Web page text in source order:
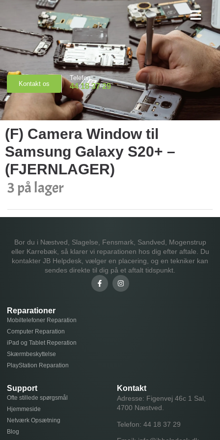
Kontakt os
Telefon
44 18 37 29
(F) Camera Window til
Samsung Galaxy S20+ –
(FJERNLAGER)
3 på lager
Bor du i Næstved, Slagelse, Fensmark, Sandved, Mogenstrup
eller Karrebæk, så klarer vi reparationen hos dig efter aftale. Du
kontakter JB Helpdesk, vælger en placering, og en tekniker kan
sendes direkte til dig på et aftalt tidspunkt.
Reparationer
Mobiltelefoner Reparation
Computer Reparation
iPad og Tablet Reperation
Skærmbeskyttelse
PlayStation Reparation
Support
Ofte stillede spørgsmål
Hjemmeside
Netværk Opsætning
Blog
Kontakt
Adresse: Figenvej 46c 1 Sal,
4700 Næstved.
Telefon: 44 18 37 29